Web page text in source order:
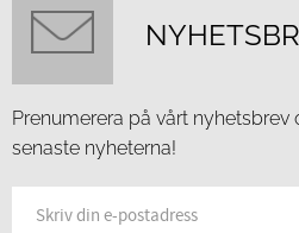
Prenumerera på vårt nyhetsbrev
senaste nyheterna!